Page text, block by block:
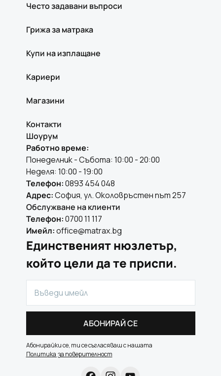
Често задавани въпроси
Грижа за матрака
Купи на изплащане
Кариери
Магазини
Контакти
Шоурум
Работно време:
Понеделник - Събота: 10:00 - 20:00
Неделя: 10:00 - 19:00
Телефон:0893 454 048
Адрес:София, ул. Околовръстен път 257
Обслужване на клиенти
Телефон:0700 11 117
Имейл:office@matrax.bg
Единственият нюзлетър,
който цели да те приспи.
АБОНИРАЙ СЕ
Абонирайки се, ти се съгласяваш с нашата
Политика за поверителност